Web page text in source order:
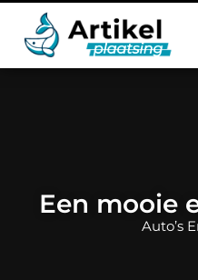
Een mooie
Auto’s